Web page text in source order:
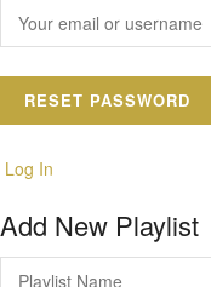
Log In
Add New Playlist